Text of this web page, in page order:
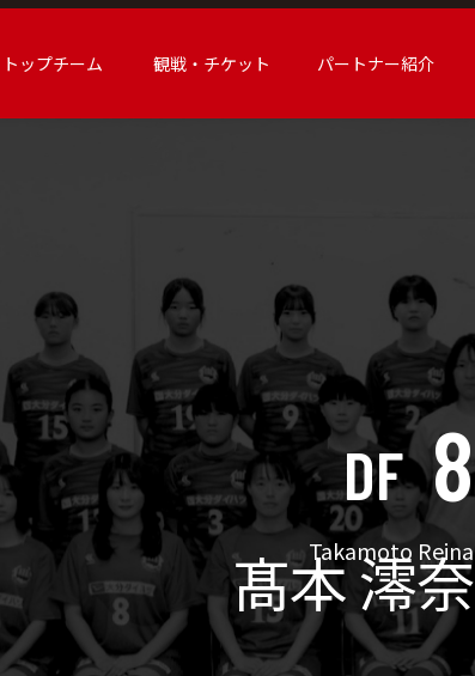
トップチーム 観戦・チケット パートナー紹介
DF 8
Takamoto Reina
髙本 澪奈